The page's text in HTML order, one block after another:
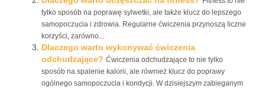
tylko sposób na poprawę sylwetki, ale także klucz do lepszego
samopoczucia i zdrowia. Regularne ćwiczenia przynoszą liczne
korzyści, zarówno...
Dlaczego warto wykonywać ćwiczenia
odchudzające? Ćwiczenia odchudzające to nie tylko
sposób na spalenie kalorii, ale również klucz do poprawy
ogólnego samopoczucia i kondycji. W dzisiejszym zabieganym